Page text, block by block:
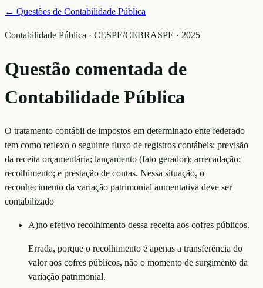
← Questões de Contabilidade Pública
Contabilidade Pública · CESPE/CEBRASPE · 2025
Questão comentada de
Contabilidade Pública
O tratamento contábil de impostos em determinado ente federado
tem como reflexo o seguinte fluxo de registros contábeis: previsão
da receita orçamentária; lançamento (fato gerador); arrecadação;
recolhimento; e prestação de contas. Nessa situação, o
reconhecimento da variação patrimonial aumentativa deve ser
contabilizado
A)no efetivo recolhimento dessa receita aos cofres públicos.
Errada, porque o recolhimento é apenas a transferência do
valor aos cofres públicos, não o momento de surgimento da
variação patrimonial.